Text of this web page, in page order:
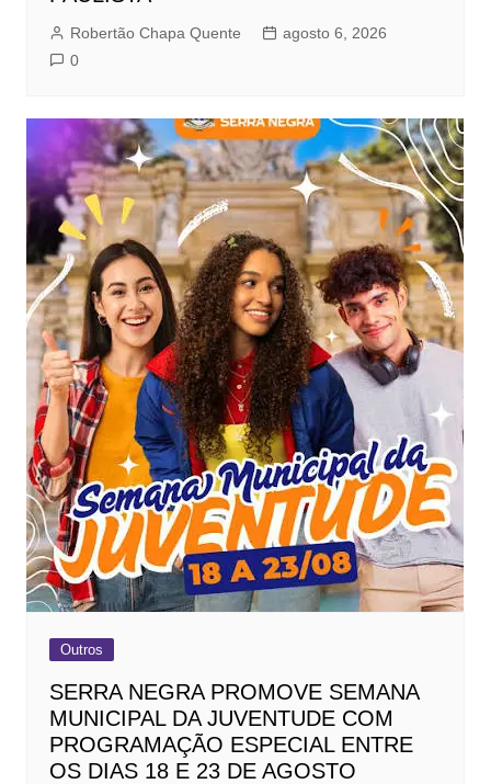
Robertão Chapa Quente
agosto 6, 2026
0
Outros
SERRA NEGRA PROMOVE SEMANA
MUNICIPAL DA JUVENTUDE COM
PROGRAMAÇÃO ESPECIAL ENTRE
OS DIAS 18 E 23 DE AGOSTO